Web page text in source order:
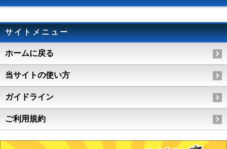
サイトメニュー
ホームに戻る
当サイトの使い方
ガイドライン
ご利用規約